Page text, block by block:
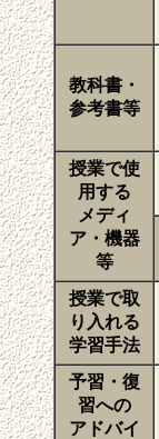
教科書・
参考書等
授業で使
用する
メディ
ア・機器
等
授業で取
り入れる
学習手法
予習・復
習への
アドバイ